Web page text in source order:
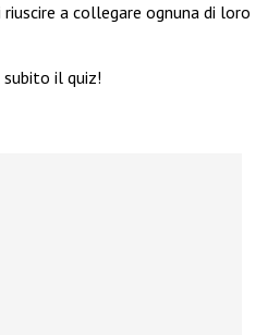
a collegare ognuna di loro
il quiz!